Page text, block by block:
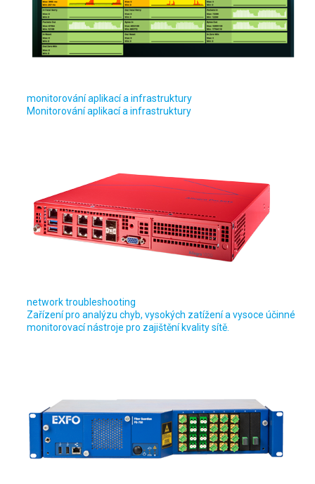
monitorování aplikací a infrastruktury
Monitorování aplikací a infrastruktury
network troubleshooting
Zařízení pro analýzu chyb, vysokých zatížení a vysoce účinné
monitorovací nástroje pro zajištění kvality sítě.